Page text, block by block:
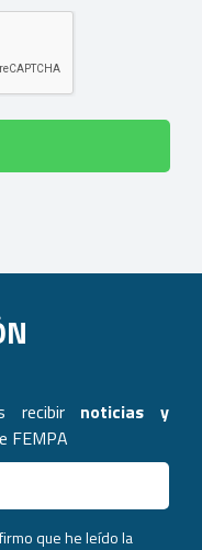
recibir noticias y
FEMPA
que he leído la